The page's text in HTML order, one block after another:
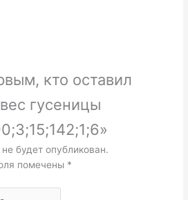
кто оставил
гусеницы
будет опубликован.
помечены *